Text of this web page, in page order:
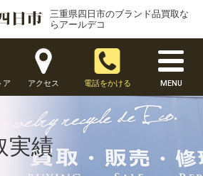
三重県四日市のブランド品買取な
らアールデコ
ア アクセス 電話をかける MENU
実績